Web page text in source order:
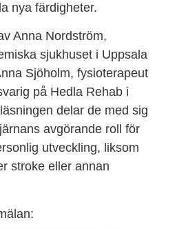
nya färdigheter.
Anna Nordström,
sjukhuset i Uppsala
Sjöholm, fysioterapeut
på Hedla Rehab i
delar de med sig
avgörande roll för
utveckling, liksom
stroke eller annan